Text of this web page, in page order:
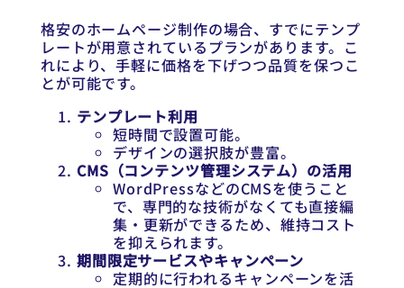
格安のホームページ制作の場合、すでにテンプ
レートが用意されているプランがあります。こ
れにより、手軽に価格を下げつつ品質を保つこ
とが可能です。
テンプレート利用
短時間で設置可能。
デザインの選択肢が豊富。
CMS（コンテンツ管理システム）の活用
WordPressなどのCMSを使うこと
で、専門的な技術がなくても直接編
集・更新ができるため、維持コスト
を抑えられます。
期間限定サービスやキャンペーン
定期的に行われるキャンペーンを活